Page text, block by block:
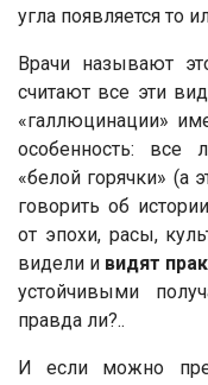
угла появляется то
Врачи называют
считают все эти
«галлюцинации»
особенность: все
«белой горячки» (а
говорить об
от эпохи, расы,
видели и видят
устойчивыми
правда ли?..
И если можно